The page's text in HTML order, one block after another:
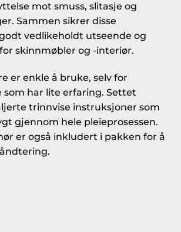
mot smuss, slitasje og
Sammen sikrer disse
vedlikeholdt utseende og
skinnmøbler og -interiør.
er enkle å bruke, selv for
som har lite erfaring. Settet
trinnvise instruksjoner som
gjennom hele pleieprosessen.
er også inkludert i pakken for å